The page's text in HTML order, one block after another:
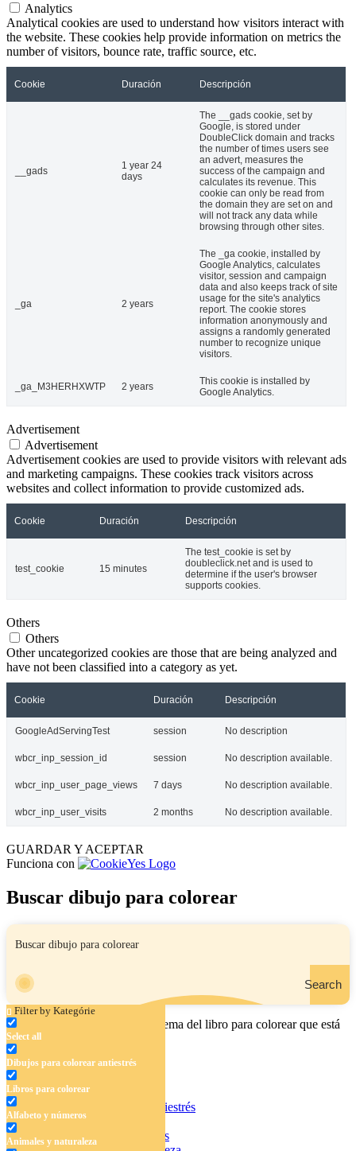
Analytics
Analytical cookies are used to understand how visitors interact with
the website. These cookies help provide information on metrics the
number of visitors, bounce rate, traffic source, etc.
Cookie Duración Descripción
__gads
1 year 24
days
The __gads cookie, set by
Google, is stored under
DoubleClick domain and tracks
the number of times users see
an advert, measures the
success of the campaign and
calculates its revenue. This
cookie can only be read from
the domain they are set on and
will not track any data while
browsing through other sites.
_ga 2 years
The _ga cookie, installed by
Google Analytics, calculates
visitor, session and campaign
data and also keeps track of site
usage for the site's analytics
report. The cookie stores
information anonymously and
assigns a randomly generated
number to recognize unique
visitors.
_ga_M3HERHXWTP 2 years
This cookie is installed by
Google Analytics.
Advertisement
Advertisement
Advertisement cookies are used to provide visitors with relevant ads
and marketing campaigns. These cookies track visitors across
websites and collect information to provide customized ads.
Cookie Duración Descripción
test_cookie 15 minutes
The test_cookie is set by
doubleclick.net and is used to
determine if the user's browser
supports cookies.
Others
Others
Other uncategorized cookies are those that are being analyzed and
have not been classified into a category as yet.
Cookie Duración Descripción
GoogleAdServingTest session No description
wbcr_inp_session_id session No description available.
wbcr_inp_user_page_views 7 days No description available.
wbcr_inp_user_visits 2 months No description available.
GUARDAR Y ACEPTAR
Funciona con
Buscar dibujo para colorear
Search
Filter by Kategórie
Select all
Dibujos para colorear antiestrés
Libros para colorear
Alfabeto y números
Animales y naturaleza
Ingrese el nombre, el área o el tema del libro para colorear que está
buscando.
Dibujos para colorear antiestrés
Libros para colorear
Alfabeto y números